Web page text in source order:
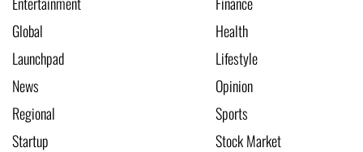
Global
Health
Launchpad
Lifestyle
News
Opinion
Regional
Sports
Startup
Stock Market